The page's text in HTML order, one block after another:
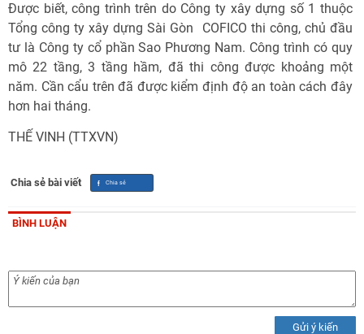
Được biết, công trình trên do Công ty xây dựng số 1 thuộc
Tổng công ty xây dựng Sài Gòn  COFICO thi công, chủ đầu
tư là Công ty cổ phần Sao Phương Nam. Công trình có quy
mô 22 tầng, 3 tầng hầm, đã thi công được khoảng một
năm. Cần cẩu trên đã được kiểm định độ an toàn cách đây
hơn hai tháng.
THẾ VINH (TTXVN)
Chia sẻ bài viết
BÌNH LUẬN
Gửi ý kiến